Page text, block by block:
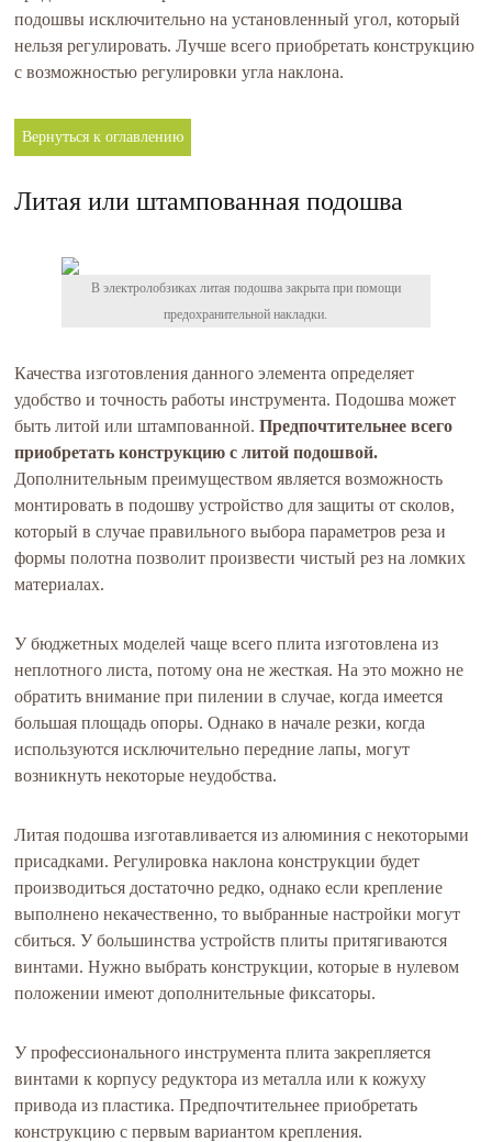
подошвы исключительно на установленный угол, который
нельзя регулировать. Лучше всего приобретать конструкцию
с возможностью регулировки угла наклона.
Вернуться к оглавлению
Литая или штампованная подошва
В электролобзиках литая подошва закрыта при помощи
предохранительной накладки.
Качества изготовления данного элемента определяет
удобство и точность работы инструмента. Подошва может
быть литой или штампованной.Предпочтительнее всего
приобретать конструкцию с литой подошвой.
Дополнительным преимуществом является возможность
монтировать в подошву устройство для защиты от сколов,
который в случае правильного выбора параметров реза и
формы полотна позволит произвести чистый рез на ломких
материалах.
У бюджетных моделей чаще всего плита изготовлена из
неплотного листа, потому она не жесткая. На это можно не
обратить внимание при пилении в случае, когда имеется
большая площадь опоры. Однако в начале резки, когда
используются исключительно передние лапы, могут
возникнуть некоторые неудобства.
Литая подошва изготавливается из алюминия с некоторыми
присадками. Регулировка наклона конструкции будет
производиться достаточно редко, однако если крепление
выполнено некачественно, то выбранные настройки могут
сбиться. У большинства устройств плиты притягиваются
винтами. Нужно выбрать конструкции, которые в нулевом
положении имеют дополнительные фиксаторы.
У профессионального инструмента плита закрепляется
винтами к корпусу редуктора из металла или к кожуху
привода из пластика. Предпочтительнее приобретать
конструкцию с первым вариантом крепления.